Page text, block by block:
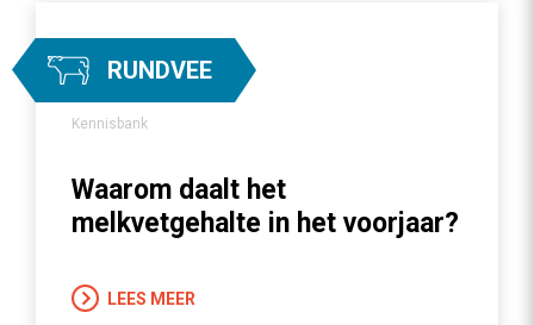
RUNDVEE
Kennisbank
Waarom daalt het
melkvetgehalte in het voorjaar?
LEES MEER